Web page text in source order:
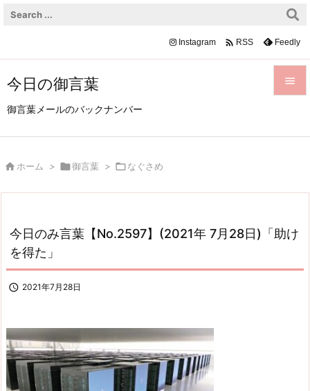
今日の御言葉
御言葉メールのバックナンバー

次へ
検索
Instagram  RSS Feedly
 ホーム > 御言葉 > なぐさめ
今日のみ言葉【No.2597】(2021年 7月28日)「助け
を得た」
 2021年7月28日